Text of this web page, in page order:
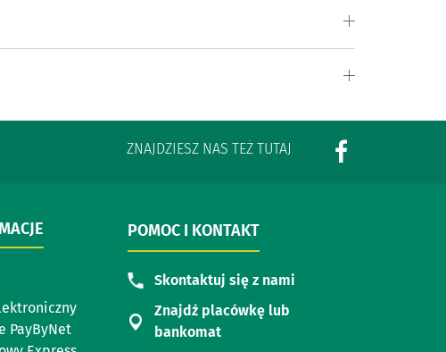
ZNAJDZIESZ NAS TEŻ TUTAJ
PayByNet
POMOC I KONTAKT
Skontaktuj się z nami
Znajdź placówkę lub
bankomat